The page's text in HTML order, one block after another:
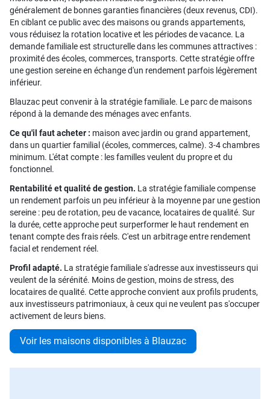
généralement de bonnes garanties financières (deux revenus, CDI).
En ciblant ce public avec des maisons ou grands appartements,
vous réduisez la rotation locative et les périodes de vacance. La
demande familiale est structurelle dans les communes attractives :
proximité des écoles, commerces, transports. Cette stratégie offre
une gestion sereine en échange d'un rendement parfois légèrement
inférieur.
Blauzac peut convenir à la stratégie familiale. Le parc de maisons
répond à la demande des ménages avec enfants.
Ce qu'il faut acheter : maison avec jardin ou grand appartement,
dans un quartier familial (écoles, commerces, calme). 3-4 chambres
minimum. L'état compte : les familles veulent du propre et du
fonctionnel.
Rentabilité et qualité de gestion. La stratégie familiale compense
un rendement parfois un peu inférieur à la moyenne par une gestion
sereine : peu de rotation, peu de vacance, locataires de qualité. Sur
la durée, cette approche peut surperformer le haut rendement en
tenant compte des frais réels. C'est un arbitrage entre rendement
facial et rendement réel.
Profil adapté. La stratégie familiale s'adresse aux investisseurs qui
veulent de la sérénité. Moins de gestion, moins de stress, des
locataires de qualité. Cette approche convient aux profils prudents,
aux investisseurs patrimoniaux, à ceux qui ne veulent pas s'occuper
activement de leurs biens.
Voir les maisons disponibles à Blauzac